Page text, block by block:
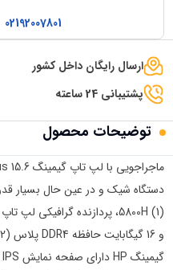
02192007801
ارسال رایگان داخل کشور
پشتیبانی 24 ساعته
توضیحات محصول